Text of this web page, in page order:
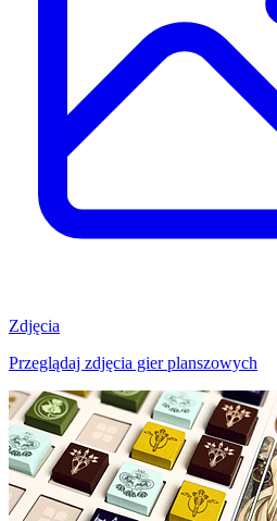
Zdjęcia
Przeglądaj zdjęcia gier planszowych